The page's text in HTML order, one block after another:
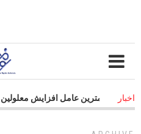
اخبار
جاده‌ای مهمترین عامل افزایش معلولین